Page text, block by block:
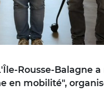
Rousse-Balagne
en mobilité",